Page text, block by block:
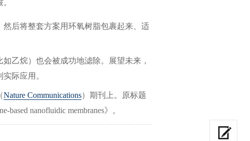
后将整套方案用环氧树脂包裹起来、适
乙烷）也会被成功地滤除。展望未来，
际应用。
Nature Communications）期刊上。原标题
based nanofluidic membranes》。